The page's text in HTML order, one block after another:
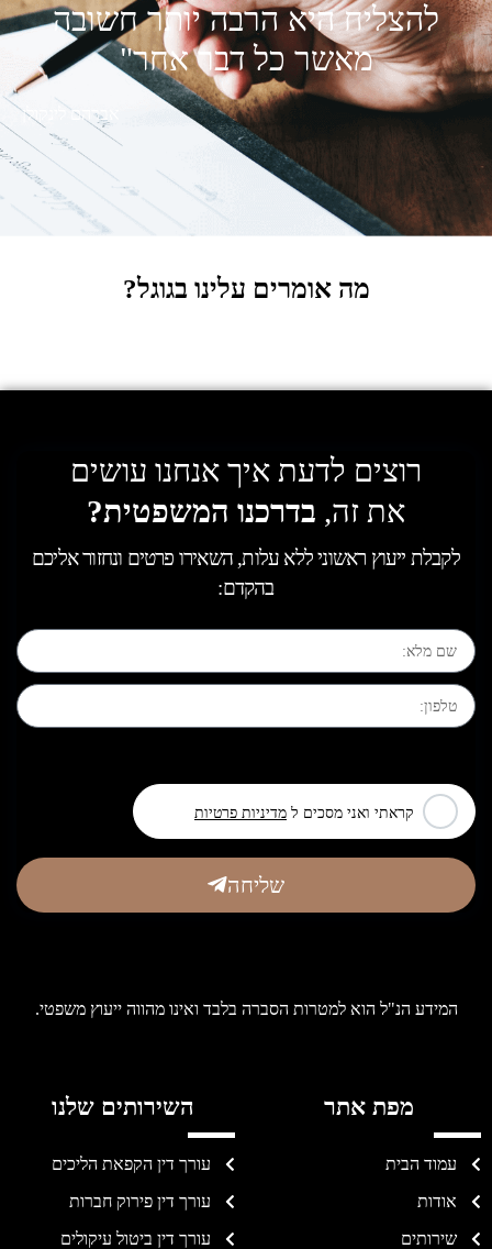
להצליח היא הרבה יותר חשובה
מאשר כל דבר אחר"
אברהם לינקולן
מה אומרים עלינו בגוגל?
רוצים לדעת איך אנחנו עושים
את זה, בדרכנו המשפטית?
לקבלת ייעוץ ראשוני ללא עלות, השאירו פרטים ונחזור אליכם
בהקדם:
קראתי ואני מסכים ל מדיניות פרטיות
שליחה
המידע הנ"ל הוא למטרות הסברה בלבד ואינו מהווה ייעוץ משפטי.
מפת אתר
עמוד הבית
אודות
שירותים
השירותים שלנו
עורך דין הקפאת הליכים
עורך דין פירוק חברות
עורך דין ביטול עיקולים